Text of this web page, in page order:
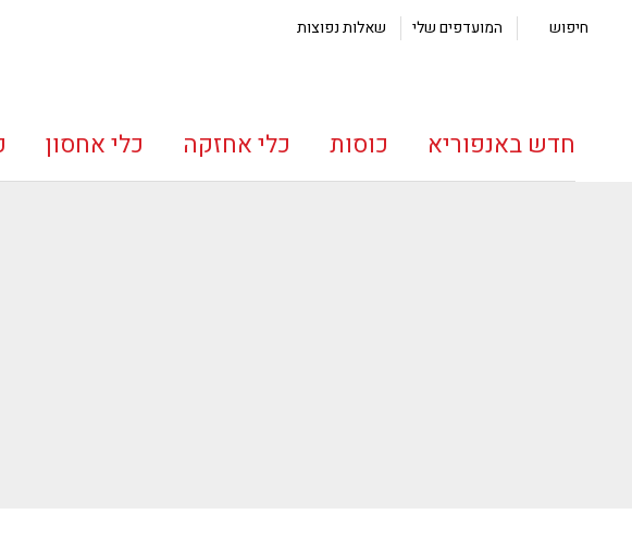
חיפוש המועדפים שלי שאלות נפוצות
חדש באנפוריא כוסות כלי אחזקה כלי אחסון